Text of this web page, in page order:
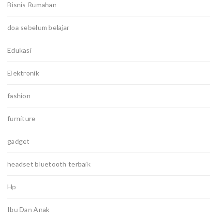
Bisnis Rumahan
doa sebelum belajar
Edukasi
Elektronik
fashion
furniture
gadget
headset bluetooth terbaik
Hp
Ibu Dan Anak